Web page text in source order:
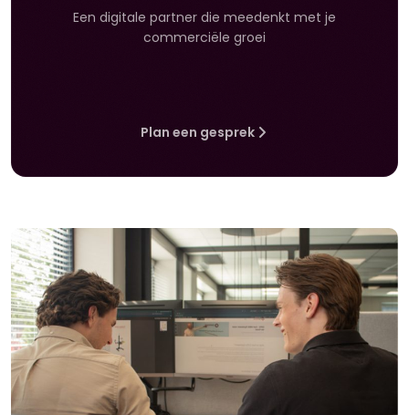
Een digitale partner die meedenkt met je
commerciële groei
Plan een gesprek